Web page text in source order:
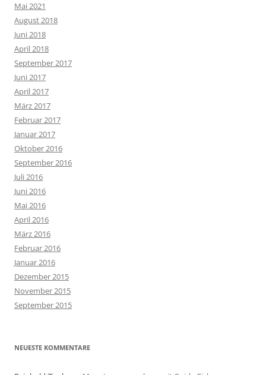
Mai 2021
August 2018
Juni 2018
April 2018
September 2017
Juni 2017
April 2017
März 2017
Februar 2017
Januar 2017
Oktober 2016
September 2016
Juli 2016
Juni 2016
Mai 2016
April 2016
März 2016
Februar 2016
Januar 2016
Dezember 2015
November 2015
September 2015
NEUESTE KOMMENTARE